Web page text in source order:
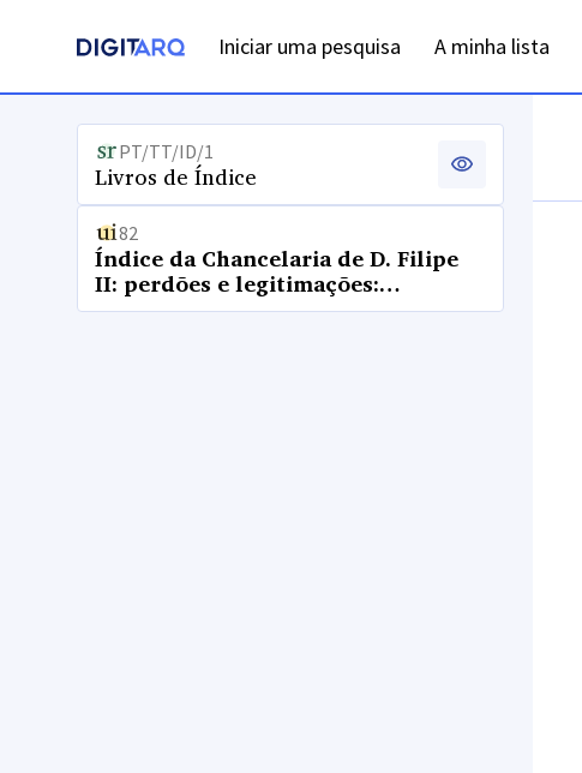
Iniciar uma pesquisa A minha lista
PT/TT/ID/1
Livros de Índice
82
Índice da Chancelaria de D. Filipe
II: perdões e legitimações:
próprios: letras I a M